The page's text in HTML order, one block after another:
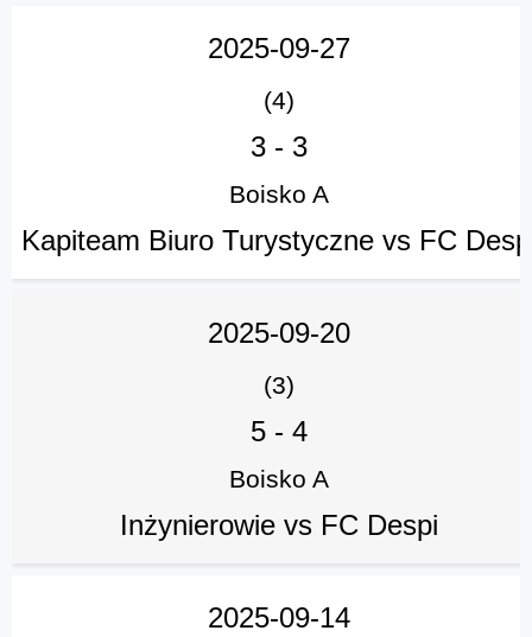
2025-09-27
(4)
3 - 3
Boisko A
Kapiteam Biuro Turystyczne vs FC
2025-09-20
(3)
5 - 4
Boisko A
Inżynierowie vs FC Despi
2025-09-14